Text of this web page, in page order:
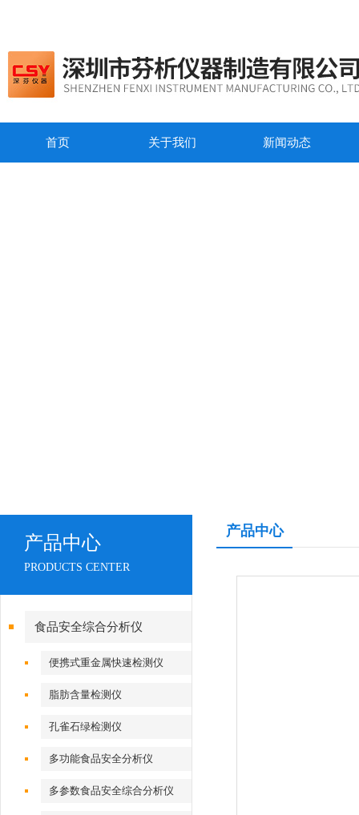
首页 关于我们 新闻动态
产品中心
PRODUCTS CENTER
食品安全综合分析仪
便携式重金属快速检测仪
脂肪含量检测仪
孔雀石绿检测仪
多功能食品安全分析仪
多参数食品安全综合分析仪
产品中心